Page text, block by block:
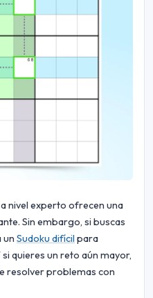
nivel experto ofrecen una
Sin embargo, si buscas
un Sudoku difícil para
quieres un reto aún mayor,
resolver problemas con